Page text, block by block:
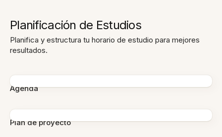
Planificación de Estudios
Planifica y estructura tu horario de estudio para mejores
resultados.
Agenda
Plan de proyecto